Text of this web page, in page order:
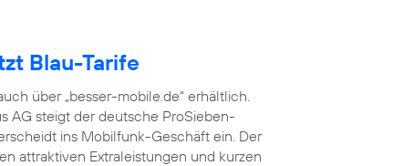
Blau-Tarife
über „besser-mobile.de“ erhältlich.
AG steigt der deutsche ProSieben-
ins Mobilfunk-Geschäft ein. Der
attraktiven Extraleistungen und kurzen